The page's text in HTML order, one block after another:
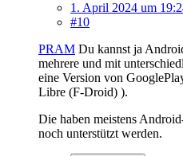
1. April 2024 um
#10
PRAM Du kannst ja
mehrere und mit
eine Version von
Libre (F-Droid) ).
Die haben meistens
noch unterstützt werden.